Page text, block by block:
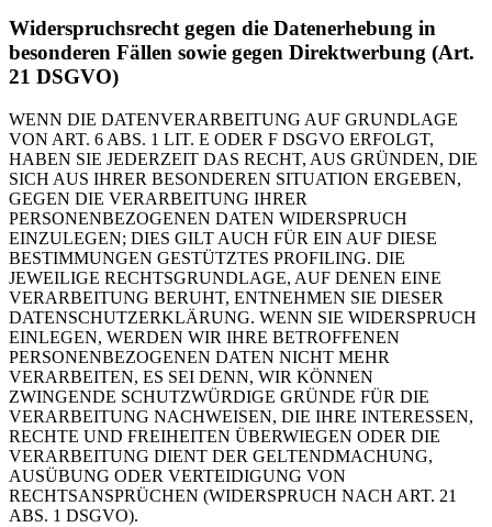
Widerspruchsrecht gegen die Datenerhebung in
besonderen Fällen sowie gegen Direktwerbung (Art.
21 DSGVO)
WENN DIE DATENVERARBEITUNG AUF GRUNDLAGE
VON ART. 6 ABS. 1 LIT. E ODER F DSGVO ERFOLGT,
HABEN SIE JEDERZEIT DAS RECHT, AUS GRÜNDEN, DIE
SICH AUS IHRER BESONDEREN SITUATION ERGEBEN,
GEGEN DIE VERARBEITUNG IHRER
PERSONENBEZOGENEN DATEN WIDERSPRUCH
EINZULEGEN; DIES GILT AUCH FÜR EIN AUF DIESE
BESTIMMUNGEN GESTÜTZTES PROFILING. DIE
JEWEILIGE RECHTSGRUNDLAGE, AUF DENEN EINE
VERARBEITUNG BERUHT, ENTNEHMEN SIE DIESER
DATENSCHUTZERKLÄRUNG. WENN SIE WIDERSPRUCH
EINLEGEN, WERDEN WIR IHRE BETROFFENEN
PERSONENBEZOGENEN DATEN NICHT MEHR
VERARBEITEN, ES SEI DENN, WIR KÖNNEN
ZWINGENDE SCHUTZWÜRDIGE GRÜNDE FÜR DIE
VERARBEITUNG NACHWEISEN, DIE IHRE INTERESSEN,
RECHTE UND FREIHEITEN ÜBERWIEGEN ODER DIE
VERARBEITUNG DIENT DER GELTENDMACHUNG,
AUSÜBUNG ODER VERTEIDIGUNG VON
RECHTSANSPRÜCHEN (WIDERSPRUCH NACH ART. 21
ABS. 1 DSGVO).